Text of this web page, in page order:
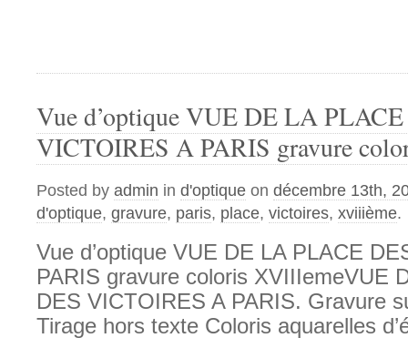
Vue d’optique VUE DE LA
VICTOIRES A PARIS gravure
Posted by admin in d'optique on décembre 13th,
d'optique, gravure, paris, place, victoires, xviiième.
Vue d’optique VUE DE LA PLACE
PARIS gravure coloris XVIIIemeVUE
DES VICTOIRES A PARIS. Gravure
Tirage hors texte Coloris aquarelles